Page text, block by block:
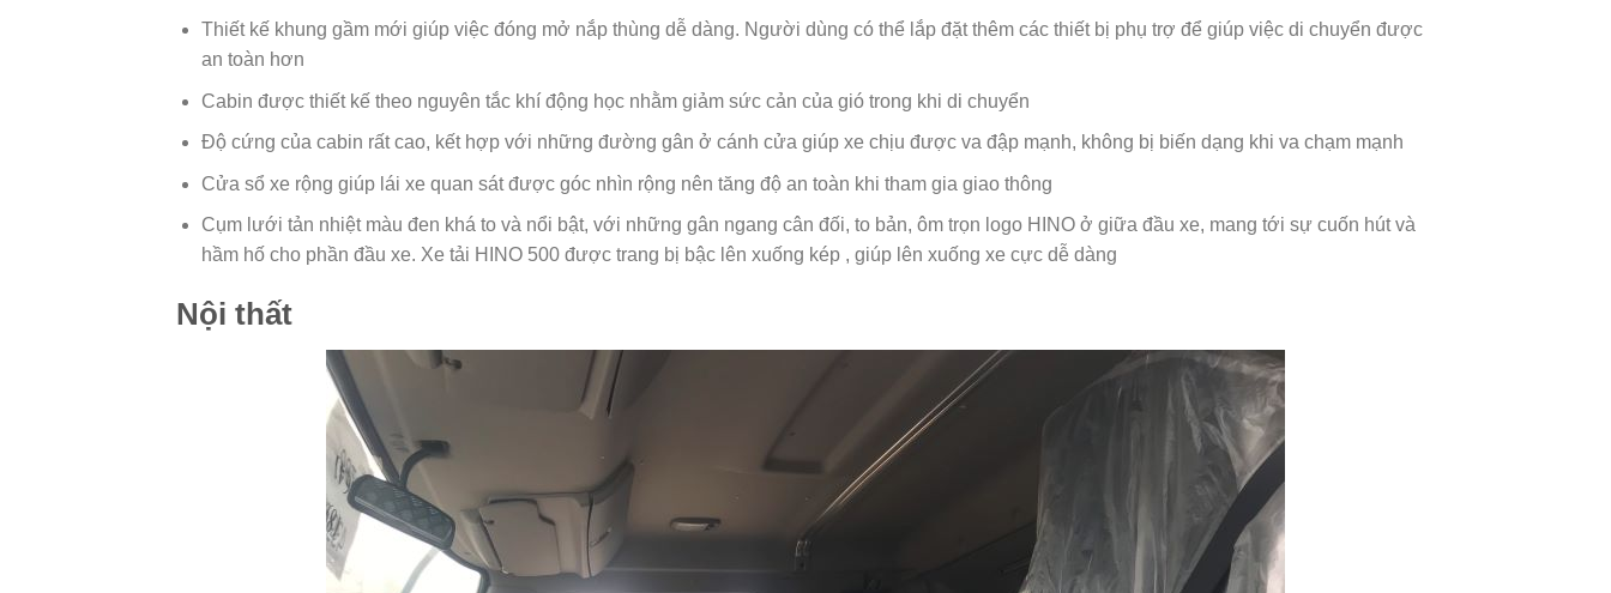
Thiết kế khung gầm mới giúp việc đóng mở nắp thùng dễ dàng. Người dùng có thể lắp đặt thêm các thiết bị phụ trợ để giúp việc di chuyển được
an toàn hơn
Cabin được thiết kế theo nguyên tắc khí động học nhằm giảm sức cản của gió trong khi di chuyển
Độ cứng của cabin rất cao, kết hợp với những đường gân ở cánh cửa giúp xe chịu được va đập mạnh, không bị biến dạng khi va chạm mạnh
Cửa sổ xe rộng giúp lái xe quan sát được góc nhìn rộng nên tăng độ an toàn khi tham gia giao thông
Cụm lưới tản nhiệt màu đen khá to và nổi bật, với những gân ngang cân đối, to bản, ôm trọn logo HINO ở giữa đầu xe, mang tới sự cuốn hút và
hầm hố cho phần đầu xe. Xe tải HINO 500 được trang bị bậc lên xuống kép , giúp lên xuống xe cực dễ dàng
Nội thất